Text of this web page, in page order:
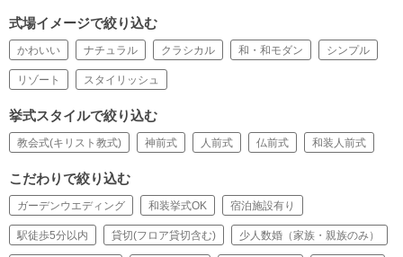
式場イメージで絞り込む
かわいい ナチュラル クラシカル 和・和モダン シンプル
リゾート スタイリッシュ
挙式スタイルで絞り込む
教会式(キリスト教式) 神前式 人前式 仏前式 和装人前式
こだわりで絞り込む
ガーデンウエディング 和装挙式OK 宿泊施設有り
駅徒歩5分以内 貸切(フロア貸切含む) 少人数婚（家族・親族のみ）